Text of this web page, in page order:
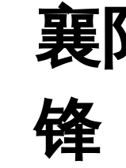
襄
锋